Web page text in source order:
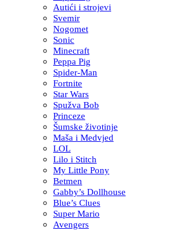
Autići i strojevi
Svemir
Nogomet
Sonic
Minecraft
Peppa Pig
Spider-Man
Fortnite
Star Wars
Spužva Bob
Princeze
Šumske životinje
Maša i Medvjed
LOL
Lilo i Stitch
My Little Pony
Betmen
Gabby’s Dollhouse
Blue’s Clues
Super Mario
Avengers